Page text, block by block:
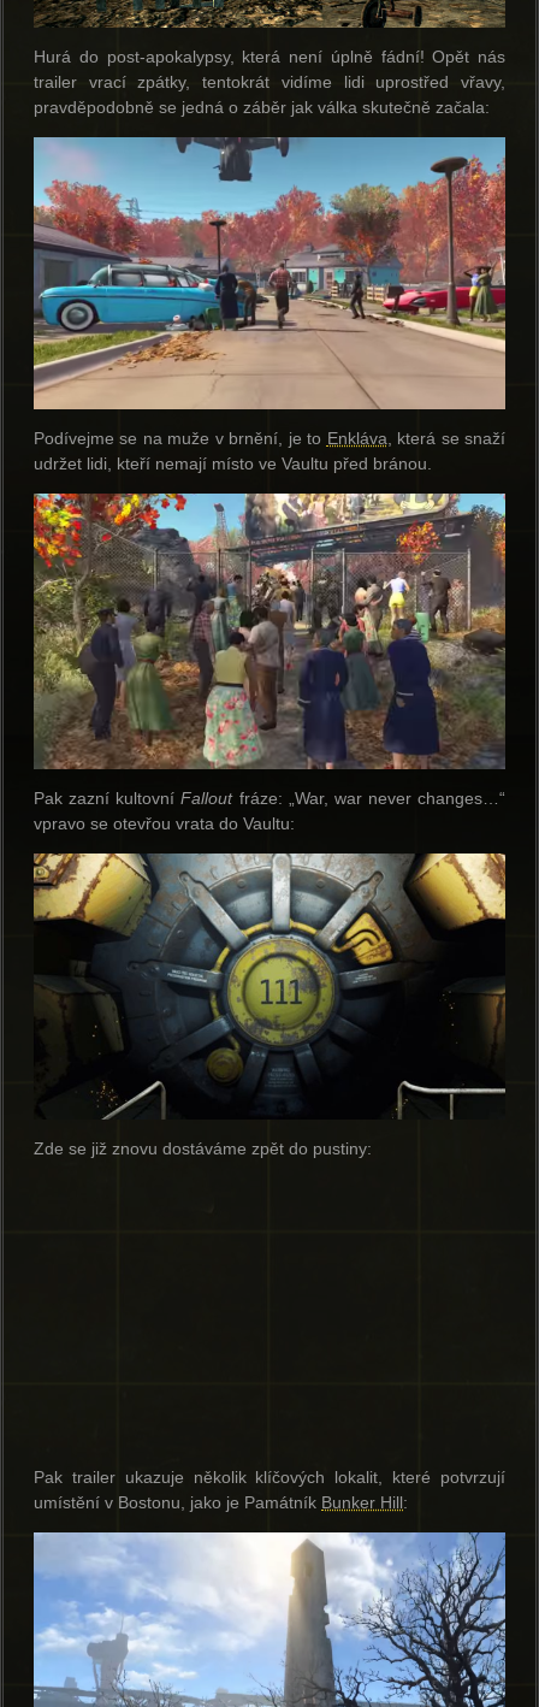
Hurá do post-apokalypsy, která není úplně fádní! Opět nás
trailer vrací zpátky, tentokrát vidíme lidi uprostřed vřavy,
pravděpodobně se jedná o záběr jak válka skutečně začala:
Podívejme se na muže v brnění, je to Enkláva , která se snaží
udržet lidi, kteří nemají místo ve Vaultu před bránou.
Pak zazní kultovníFalloutfráze: „War, war never changes…“
vpravo se otevřou vrata do Vaultu:
Zde se již znovu dostáváme zpět do pustiny:
Pak trailer ukazuje několik klíčových lokalit, které potvrzují
umístění v Bostonu, jako je Památník Bunker Hill: